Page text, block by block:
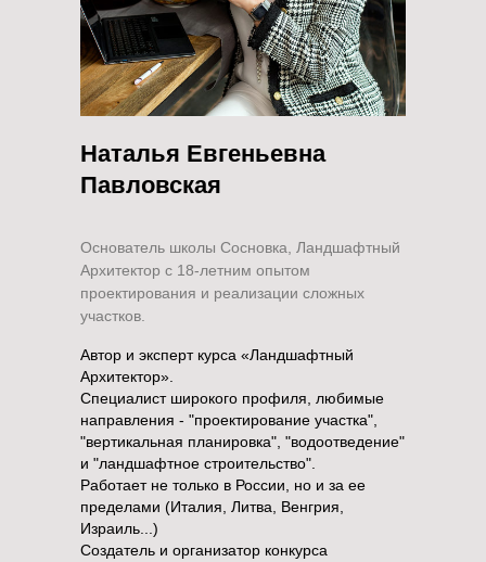
Наталья Евгеньевна
Павловская
Основатель школы Сосновка, Ландшафтный
Архитектор с 18-летним опытом
проектирования и реализации сложных
участков.
Автор и эксперт курса «Ландшафтный
Архитектор».
Специалист широкого профиля, любимые
направления - "проектирование участка",
"вертикальная планировка", "водоотведение"
и "ландшафтное строительство".
Работает не только в России, но и за ее
пределами (Италия, Литва, Венгрия,
Израиль...)
Создатель и организатор конкурса